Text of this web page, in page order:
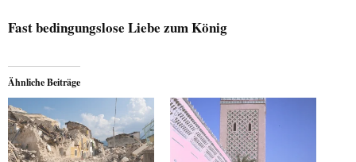
Fast bedingungslose Liebe zum König
Ähnliche Beiträge